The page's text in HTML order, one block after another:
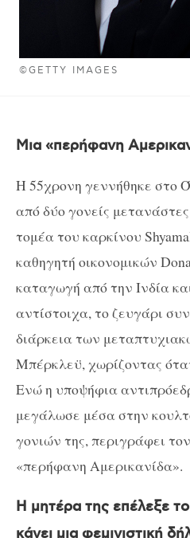
©GETTY IMAGES
Μια «περήφανη
Η 55χρονη γεννήθηκε στο
από δύο γονείς
τομέα του καρκίνου
καθηγητή οικονομικών
καταγωγή από την Ινδία
αντίστοιχα, το ζευγάρι
διάρκεια των
Μπέρκλεϋ, χωρίζοντας
Ενώ η υποψήφια
μεγάλωσε μέσα στην
γονιών της, περιγράφει
«περήφανη Αμερικανίδα».
Η μητέρα της επέλεξε
κάνει μια φεμινιστική